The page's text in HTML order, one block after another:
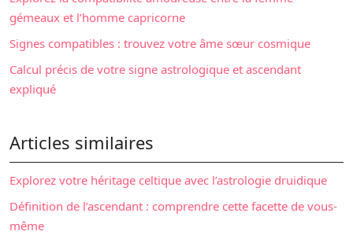
gémeaux et l’homme capricorne
Signes compatibles : trouvez votre âme sœur cosmique
Calcul précis de votre signe astrologique et ascendant
expliqué
Articles similaires
Explorez votre héritage celtique avec l’astrologie druidique
Définition de l’ascendant : comprendre cette facette de vous-
même